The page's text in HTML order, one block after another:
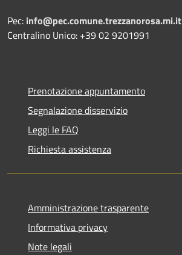
Pec: info@pec.comune.trezzanorosa.mi.it
Centralino Unico: +39 02 9201991
Prenotazione appuntamento
Segnalazione disservizio
Leggi le FAQ
Richiesta assistenza
Amministrazione trasparente
Informativa privacy
Note legali